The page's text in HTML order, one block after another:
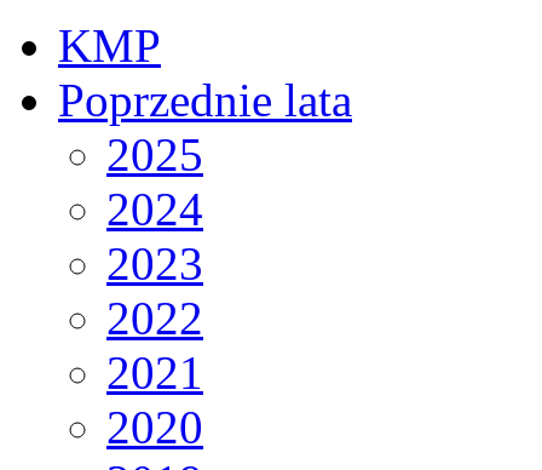
KMP
Poprzednie lata
2025
2024
2023
2022
2021
2020